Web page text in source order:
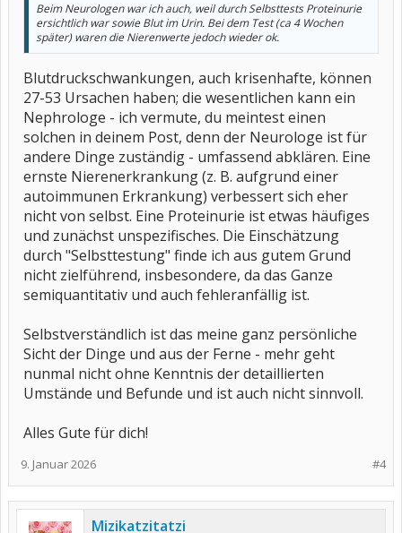
Beim Neurologen war ich auch, weil durch Selbsttests Proteinurie
ersichtlich war sowie Blut im Urin. Bei dem Test (ca 4 Wochen
später) waren die Nierenwerte jedoch wieder ok.
Blutdruckschwankungen, auch krisenhafte, können
27-53 Ursachen haben; die wesentlichen kann ein
Nephrologe - ich vermute, du meintest einen
solchen in deinem Post, denn der Neurologe ist für
andere Dinge zuständig - umfassend abklären. Eine
ernste Nierenerkrankung (z. B. aufgrund einer
autoimmunen Erkrankung) verbessert sich eher
nicht von selbst. Eine Proteinurie ist etwas häufiges
und zunächst unspezifisches. Die Einschätzung
durch "Selbsttestung" finde ich aus gutem Grund
nicht zielführend, insbesondere, da das Ganze
semiquantitativ und auch fehleranfällig ist.
Selbstverständlich ist das meine ganz persönliche
Sicht der Dinge und aus der Ferne - mehr geht
nunmal nicht ohne Kenntnis der detaillierten
Umstände und Befunde und ist auch nicht sinnvoll.
Alles Gute für dich!
#4
9. Januar 2026
Mizikatzitatzi